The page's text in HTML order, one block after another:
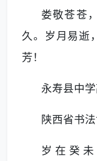
娄敬苍苍
久。岁月易逝
芳！
永寿县中
陕西省书
岁 在 癸